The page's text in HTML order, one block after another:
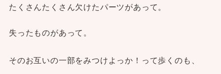
たくさんたくさん欠けたパーツがあって。
失ったものがあって。
そのお互いの一部をみつけよっか！って歩くのも、